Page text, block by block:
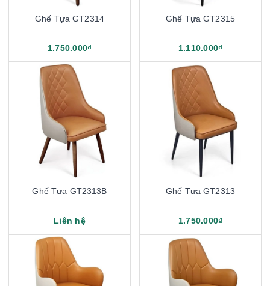
Ghế Tựa GT2314
1.750.000₫
Ghế Tựa GT2315
1.110.000₫
Ghế Tựa GT2313B
Liên hệ
Ghế Tựa GT2313
1.750.000₫